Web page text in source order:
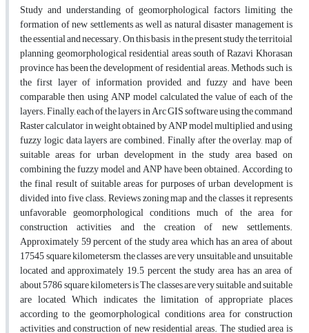
Study and understanding of geomorphological factors limiting the
formation of new settlements as well as natural disaster management is
the essential and necessary. On this basis, in the present study the territoial
planning geomorphological residential areas south of Razavi Khorasan
province has been the development of residential areas. Methods such is,
the first layer of information provided, and fuzzy and have been
comparable then, using ANP model calculated the value of each of the
layers. Finally, each of the layers in Arc GIS software using the command
Raster calculator in weight obtained by ANP model multiplied and using
fuzzy logic data layers are combined. Finally after the overlay, map of
suitable areas for urban development in the study area based on
combining the fuzzy model and ANP have been obtained. According to
the final result of suitable areas for purposes of urban development is
divided into five class. Reviews zoning map and the classes it represents
unfavorable geomorphological conditions much of the area for
construction activities and the creation of new settlements.
Approximately 59 percent of the study area which has an area of about
17545 square kilometersm, the classes are very unsuitable and unsuitable
located and approximately 19.5 percent the study area has an area of
about 5786 square kilometers is The classes are very suitable and suitable
are located, Which indicates the limitation of appropriate places
according to the geomorphological conditions area for construction
activities and construction of new residential areas. The studied area is